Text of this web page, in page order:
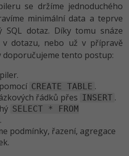
se držíme jednoduchého
minimální data a teprve
SQL dotaz. Díky tomu snáze
v dotazu, nebo už v přípravě
doporučujeme tento postup:
CREATE TABLE .
řádků přes INSERT .
SELECT * FROM
.
podmínky, řazení, agregace